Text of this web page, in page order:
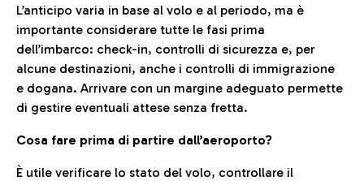
L’anticipo varia in base al volo e al periodo, ma è
importante considerare tutte le fasi prima
dell’imbarco: check-in, controlli di sicurezza e, per
alcune destinazioni, anche i controlli di immigrazione
e dogana. Arrivare con un margine adeguato permette
di gestire eventuali attese senza fretta.
Cosa fare prima di partire dall’aeroporto?
È utile verificare lo stato del volo, controllare il